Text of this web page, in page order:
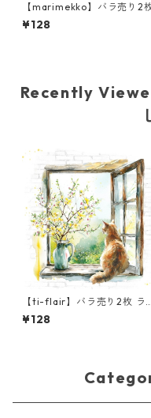
【marimekko】バラ売り2
ランチサイズ ペーパーナプキ
ン SIIRTOLAPUUTARHA グリ
¥128
Recently
【ti-flair】バラ売り2枚 ラン
チサイズ ペーパーナプキン
pettando la Primavera ホワ
¥128